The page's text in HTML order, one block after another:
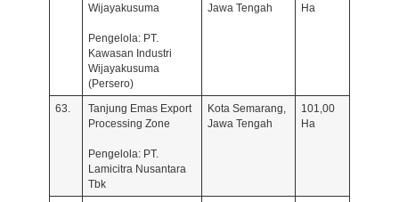
Wijayakusuma
Pengelola: PT.
Kawasan Industri
Wijayakusuma
(Persero)
Jawa Tengah
Ha
63.
Tanjung Emas Export
Processing Zone
Pengelola: PT.
Lamicitra Nusantara
Tbk
Kota Semarang,
Jawa Tengah
101,00
Ha